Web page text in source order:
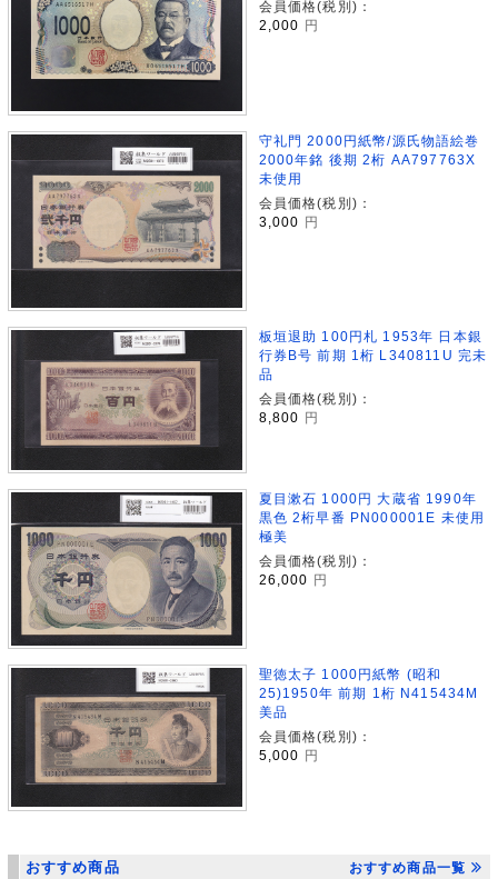
会員価格(税別)：
2,000 円
守礼門 2000円紙幣/源氏物語絵巻
2000年銘 後期 2桁 AA797763X
未使用
会員価格(税別)：
3,000 円
板垣退助 100円札 1953年 日本銀
行券B号 前期 1桁 L340811U 完未
品
会員価格(税別)：
8,800
円
夏目漱石 1000円 大蔵省 1990年
黒色 2桁早番 PN000001E 未使用
極美
会員価格(税別)：
26,000 円
聖徳太子 1000円紙幣 (昭和
25)1950年 前期 1桁 N415434M
美品
会員価格(税別)：
5,000
円
おすすめ商品 おすすめ商品一覧